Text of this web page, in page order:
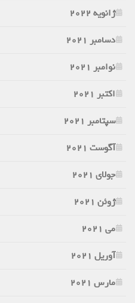
ژانویه 2022
دسامبر 2021
نوامبر 2021
اکتبر 2021
سپتامبر 2021
آگوست 2021
جولای 2021
ژوئن 2021
می 2021
آوریل 2021
مارس 2021